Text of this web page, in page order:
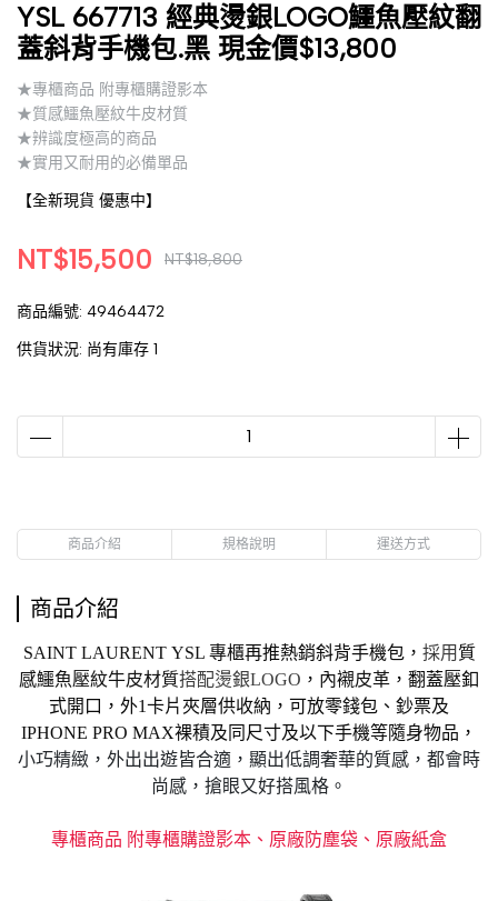
YSL 667713 經典燙銀LOGO鱷魚壓紋翻
蓋斜背手機包.黑 現金價$13,800
★專櫃商品 附專櫃購證影本
★質感鱷魚壓紋牛皮材質
★辨識度極高的商品
★實用又耐用的必備單品
【全新現貨 優惠中】
NT$15,500 NT$18,800
商品編號: 49464472
供貨狀況: 尚有庫存 1
商品介紹 規格說明 運送方式
商品介紹
SAINT LAURENT YSL 專櫃再推熱銷斜背手機包， 採用 質
感鱷魚壓紋牛皮材質搭配燙銀LOGO ，內襯皮革， 翻蓋壓釦
式開口，外1卡片夾層供收納，可放零錢包、鈔票及
IPHONE PRO MAX裸積及同尺寸及以下手機等隨身物品 ，
小巧精緻，外出出遊皆合適 ，顯出低調奢華的質感， 都會時
尚感，搶眼又好搭風格。
專櫃商品 附專櫃購證影本、原廠防塵袋、原廠紙盒